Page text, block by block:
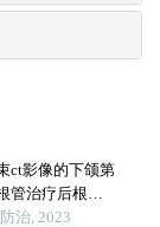
ct影像的下颌第
管治疗后根分
类研究
治, 2023